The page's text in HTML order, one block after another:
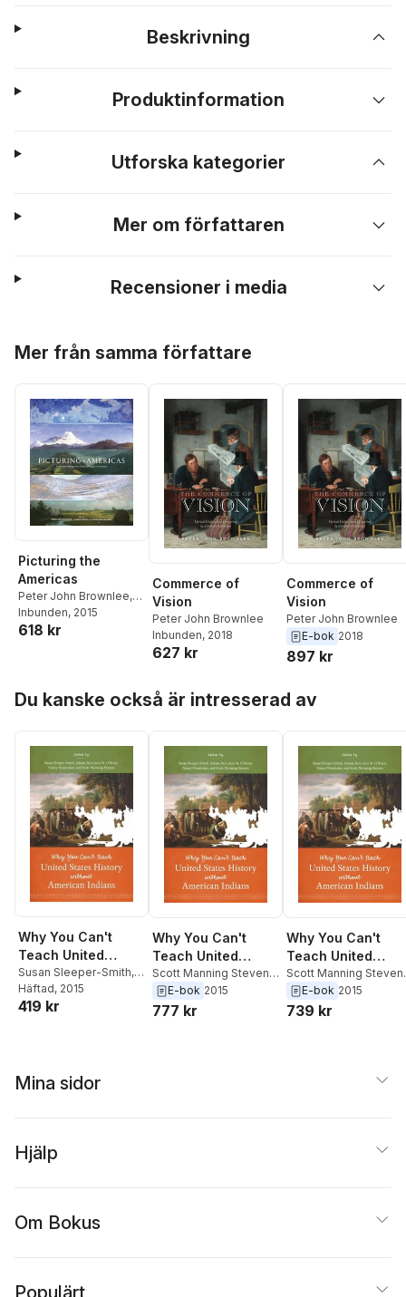
Beskrivning
Produktinformation
Utforska kategorier
Mer om författaren
Recensioner i media
Mer från samma författare
Picturing the
Americas
Peter John Brownlee,
Valeria Piccoli,
Georgiana Uhlyarik
Inbunden, 2015
618 kr
Commerce of
Vision
Peter John Brownlee
Inbunden, 2018
627 kr
Commerce of
Vision
Peter John Brownlee
E-bok 2018
897 kr
Du kanske också är intresserad av
Why You Can't
Teach United
States History
Without American
Indians
Susan Sleeper-Smith,
Juliana Barr,
O'Brien,
Häftad, 2015
419 kr
Why You Can't
Teach United
States History
without American
Indians
Scott Manning Stevens ,
Nancy Shoemaker
Jean M. O'Brien
E-bok 2015
777 kr
Why You Can't
Teach United
States History
without American
Indians
Scott Manning
Nancy Shoemaker
Jean M. O'Brien
E-bok 2015
739 kr
Mina sidor
Hjälp
Om Bokus
Populärt